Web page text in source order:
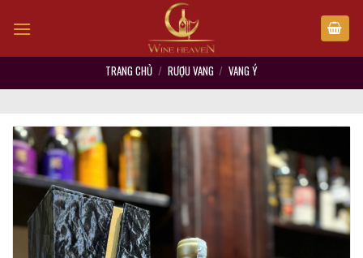
TRANG CHỦ / RƯỢU VANG / VANG Ý